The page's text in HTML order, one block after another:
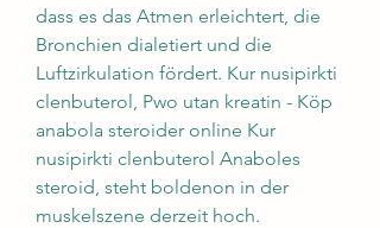
dass es das Atmen erleichtert, die
Bronchien dialetiert und die
Luftzirkulation fördert. Kur nusipirkti
clenbuterol, Pwo utan kreatin - Köp
anabola steroider online Kur
nusipirkti clenbuterol Anaboles
steroid, steht boldenon in der
muskelszene derzeit hoch.